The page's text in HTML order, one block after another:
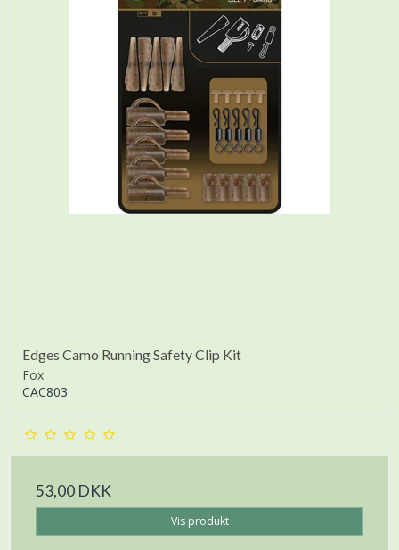
Edges Camo Running Safety Clip Kit
Fox
CAC803
53,00 DKK
Vis produkt